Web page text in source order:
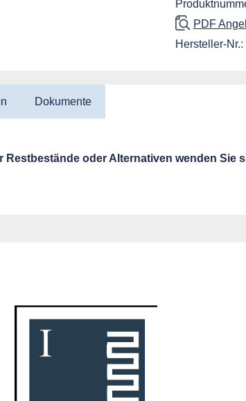
PDF
Hersteller-Nr.:
Dokumente
oder Alternativen wenden Sie